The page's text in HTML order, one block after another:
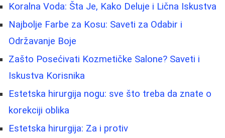
Koralna Voda: Šta Je, Kako Deluje i Lična Iskustva
Najbolje Farbe za Kosu: Saveti za Odabir i
Održavanje Boje
Zašto Posećivati Kozmetičke Salone? Saveti i
Iskustva Korisnika
Estetska hirurgija nogu: sve što treba da znate o
korekciji oblika
Estetska hirurgija: Za i protiv